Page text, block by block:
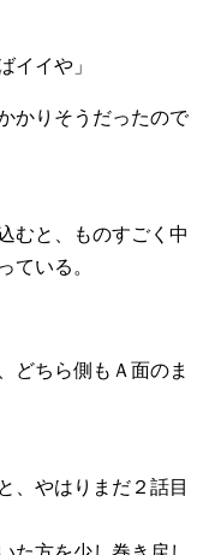
イイや」
かりそうだったので
むと、ものすごく中
ている。
どちら側もＡ面のま
、やはりまだ２話目